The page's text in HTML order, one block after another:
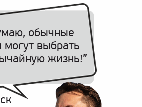
обычные
могут выбрать
жизнь!”